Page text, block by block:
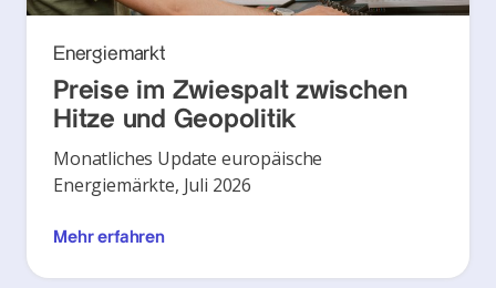
Energiemarkt
Preise im Zwiespalt zwischen
Hitze und Geopolitik
Monatliches Update europäische
Energiemärkte, Juli 2026
Mehr erfahren